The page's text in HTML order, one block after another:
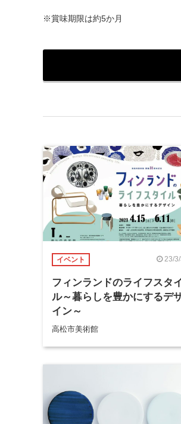
※賞味期限は約5か月
イベント 23/
フィンランドのライフスタ
ル～暮らしを豊かにするデ
イン～
高松市美術館